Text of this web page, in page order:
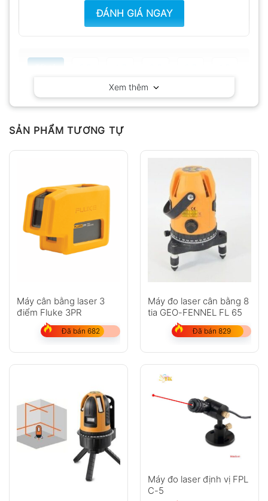
ĐÁNH GIÁ NGAY
Có ảnh
Chưa có đánh giá nào.
Xem thêm
SẢN PHẨM TƯƠNG TỰ
Máy cân bằng laser 3
điểm Fluke 3PR
Đã bán 682
Máy đo laser cân bằng 8
tia GEO-FENNEL FL 65
Đã bán 829
Máy đo laser định vị FPL
C-5